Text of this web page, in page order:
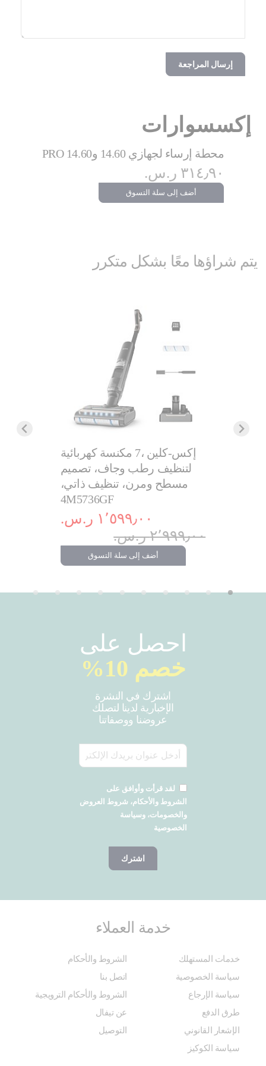
إرسال المراجعة
إكسسوارات
محطة إرساء لجهازي 14.60 و14.60 PRO
٣١٤٫٩٠ ر.س.‏
أضف إلى سلة التسوق
يتم شراؤها معًا بشكل متكرر
إكس-كلين ،7 مكنسة كهربائية
لتنظيف رطب وجاف، تصميم
مسطح ومرن، تنظيف ذاتي،
4M5736GF
١٬٥٩٩٫٠٠ ر.س.‏
٢٬٩٩٩٫٠٠ ر.س.‏
أضف إلى سلة التسوق
احصل على
خصم 10%
اشترك في النشرة
الإخبارية لدينا لتصلك
عروضنا ووصفاتنا
لقد قرأت وأوافق على
الشروط والأحكام، شروط العروض
والخصومات، وسياسة
الخصوصية
اشترك
خدمة العملاء
خدمات المستهلك
الشروط والأحكام
سياسة الخصوصية
اتصل بنا
سياسة الإرجاع
الشروط والأحكام الترويجية
طرق الدفع
عن تيفال
الإشعار القانوني
التوصيل
سياسة الكوكيز